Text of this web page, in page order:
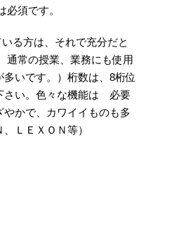
必須です。
る方は、それで充分だと
通常の授業、業務にも使用
いです。）桁数は、8桁位
さい。色々な機能は 必要
かで、カワイイものも多
ＬＥＸＯＮ等）